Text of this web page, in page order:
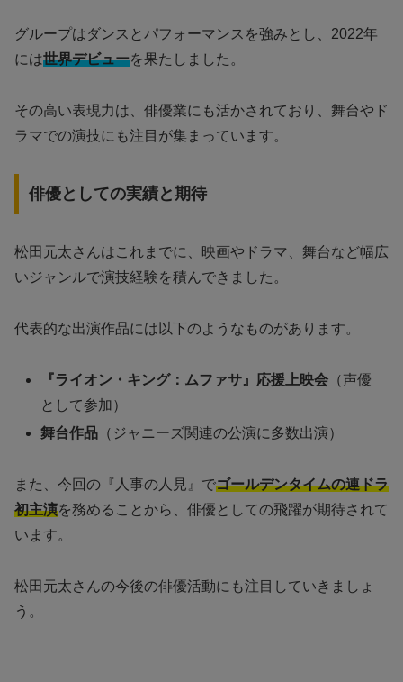
グループはダンスとパフォーマンスを強みとし、2022年
には世界デビューを果たしました。
その高い表現力は、俳優業にも活かされており、舞台やド
ラマでの演技にも注目が集まっています。
俳優としての実績と期待
松田元太さんはこれまでに、映画やドラマ、舞台など幅広
いジャンルで演技経験を積んできました。
代表的な出演作品には以下のようなものがあります。
『ライオン・キング：ムファサ』応援上映会 （声優
として参加）
舞台作品 （ジャニーズ関連の公演に多数出演）
また、今回の『人事の人見』でゴールデンタイムの連ドラ
初主演を務めることから、俳優としての飛躍が期待されて
います。
松田元太さんの今後の俳優活動にも注目していきましょ
う。